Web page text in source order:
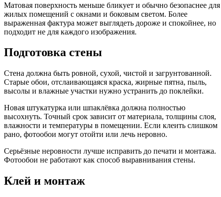
Матовая поверхность меньше бликует и обычно безопаснее для
жилых помещений с окнами и боковым светом. Более
выраженная фактура может выглядеть дороже и спокойнее, но
подходит не для каждого изображения.
Подготовка стены
Стена должна быть ровной, сухой, чистой и загрунтованной.
Старые обои, отслаивающаяся краска, жирные пятна, пыль,
высолы и влажные участки нужно устранить до поклейки.
Новая штукатурка или шпаклёвка должна полностью
высохнуть. Точный срок зависит от материала, толщины слоя,
влажности и температуры в помещении. Если клеить слишком
рано, фотообои могут отойти или лечь неровно.
Серьёзные неровности лучше исправить до печати и монтажа.
Фотообои не работают как способ выравнивания стены.
Клей и монтаж